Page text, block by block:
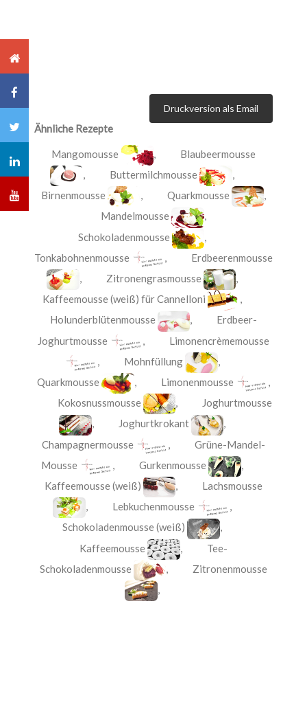
Druckversion als Email
Ähnliche Rezepte
Mangomousse , Blaubeermousse
, Buttermilchmousse
,
Birnenmousse
, Quarkmousse
,
Mandelmousse
,
Schokoladenmousse
,
Tonkabohnenmousse
, Erdbeerenmousse
, Zitronengrasmousse
,
Kaffeemousse (weiß) für Cannelloni
,
Holunderblütenmousse
, Erdbeer-
Joghurtmousse
, Limonencrèmemousse
, Mohnfüllung
,
Quarkmousse
, Limonenmousse
,
Kokosnussmousse
, Joghurtmousse
,
Joghurtkrokant
,
Champagnermousse
,Grüne-Mandel-
Mousse
, Gurkenmousse
,
Kaffeemousse (weiß)
, Lachsmousse
, Lebkuchenmousse
,
Schokoladenmousse (weiß)
,
Kaffeemousse
, Tee-
Schokoladenmousse
, Zitronenmousse
,